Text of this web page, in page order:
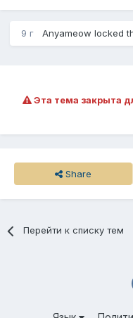
Канонир 1:
- TNT х8;
- Ведро воды;
Канонир 2:
- Красный факел х2;
- Железные штаны
9 г Anyameow locked
Эта тема закрыта
Share
Перейти к списку тем